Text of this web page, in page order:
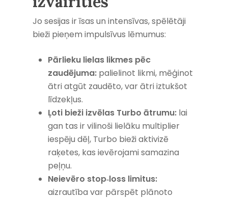
Jo sesijas ir īsas un intensīvas, spēlētāji
bieži pieņem impulsīvus lēmumus:
Pārlieku lielas likmes pēc
zaudējuma: palielinot likmi, mēģinot
ātri atgūt zaudēto, var ātri iztukšot
līdzekļus.
Ļoti bieži izvēlas Turbo ātrumu: lai
gan tas ir vilinoši lielāku multiplier
iespēju dēļ, Turbo bieži aktivizē
raķetes, kas ievērojami samazina
peļņu.
Neievēro stop‑loss limitus:
aizrautība var pārspēt plānoto